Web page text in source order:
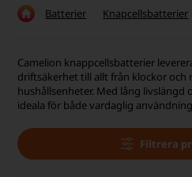
Snabb leverans - 1-3 dagar
Fasta låga priser
Bra
Batterier Knapcellsbatterier
Camelion knappcellsbatterier
driftsäkerhet till allt från klockor och
hushållsenheter. Med lång livslängd
ideala för både vardaglig
Filtrera